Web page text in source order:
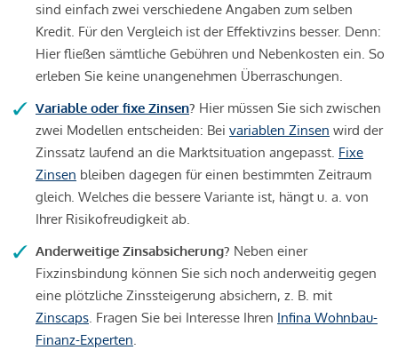
sind einfach zwei verschiedene Angaben zum selben
Kredit. Für den Vergleich ist der Effektivzins besser. Denn:
Hier fließen sämtliche Gebühren und Nebenkosten ein. So
erleben Sie keine unangenehmen Überraschungen.
Variable oder fixe Zinsen? Hier müssen Sie sich zwischen
zwei Modellen entscheiden: Bei variablen Zinsen wird der
Zinssatz laufend an die Marktsituation angepasst. Fixe
Zinsen bleiben dagegen für einen bestimmten Zeitraum
gleich. Welches die bessere Variante ist, hängt u. a. von
Ihrer Risikofreudigkeit ab.
Anderweitige Zinsabsicherung? Neben einer
Fixzinsbindung können Sie sich noch anderweitig gegen
eine plötzliche Zinssteigerung absichern, z. B. mit
Zinscaps. Fragen Sie bei Interesse Ihren Infina Wohnbau-
Finanz-Experten.